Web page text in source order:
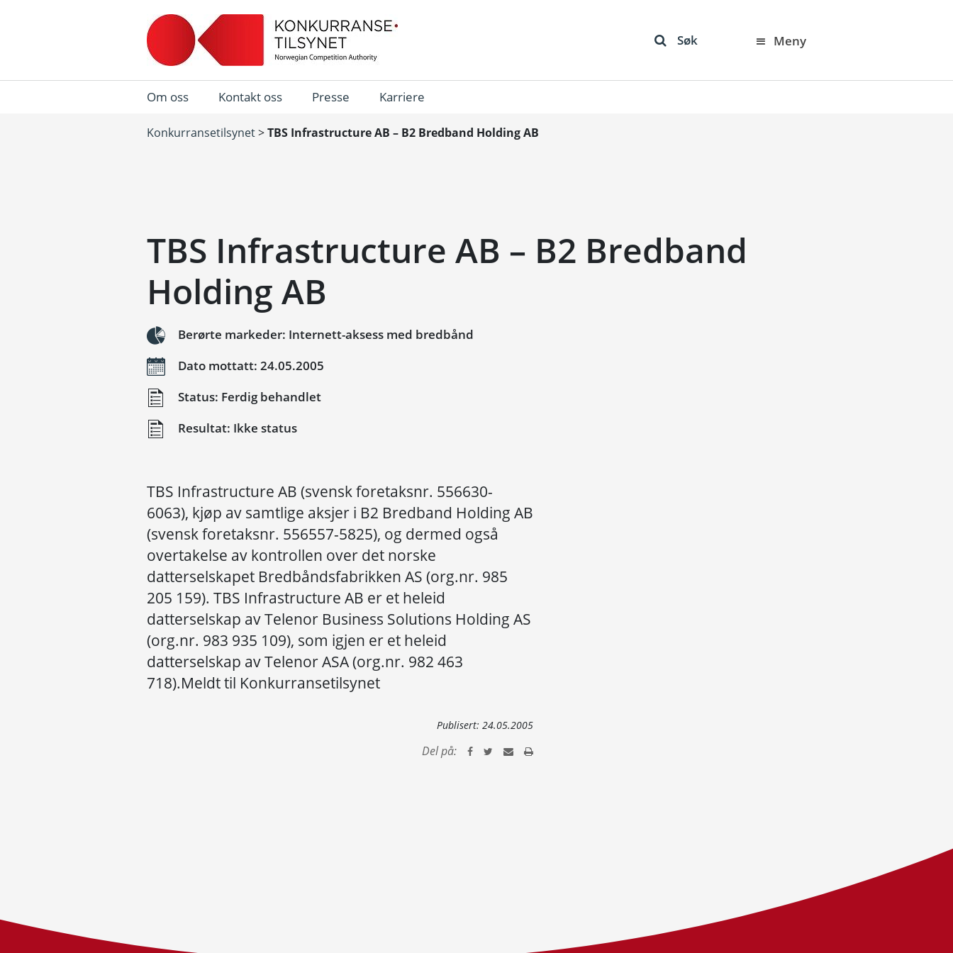
Søk Meny
Om oss Kontakt oss Presse Karriere
Konkurransetilsynet>TBS Infrastructure AB – B2 Bredband Holding AB
TBS Infrastructure AB – B2 Bredband
Holding AB
Berørte markeder: Internett-aksess med bredbånd
Dato mottatt: 24.05.2005
Status: Ferdig behandlet
Resultat: Ikke status
TBS Infrastructure AB (svensk foretaksnr. 556630-
6063), kjøp av samtlige aksjer i B2 Bredband Holding AB
(svensk foretaksnr. 556557-5825), og dermed også
overtakelse av kontrollen over det norske
datterselskapet Bredbåndsfabrikken AS (org.nr. 985
205 159). TBS Infrastructure AB er et heleid
datterselskap av Telenor Business Solutions Holding AS
(org.nr. 983 935 109), som igjen er et heleid
datterselskap av Telenor ASA (org.nr. 982 463
718).Meldt til Konkurransetilsynet
Publisert: 24.05.2005
Del på: